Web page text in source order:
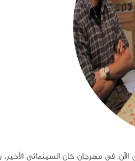
في مهرجان كان السينمائي